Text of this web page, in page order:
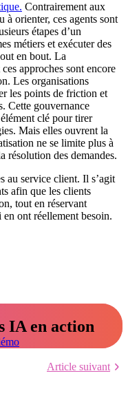
Contrairement aux
à orienter, ces agents sont
étapes d’un
métiers et exécuter des
en bout. La
approches sont encore
Les organisations
les points de friction et
Cette gouvernance
clé pour tirer
Mais elles ouvrent la
ne se limite plus à
résolution des demandes.
au service client. Il s’agit
afin que les clients
tout en réservant
ont réellement besoin.
IA en action
Article suivant